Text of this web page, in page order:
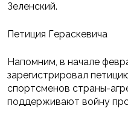
Зеленский.
Петиция Гераскевича
Напомним, в начале
зарегистрировал
спортсменов страны-
поддерживают войну